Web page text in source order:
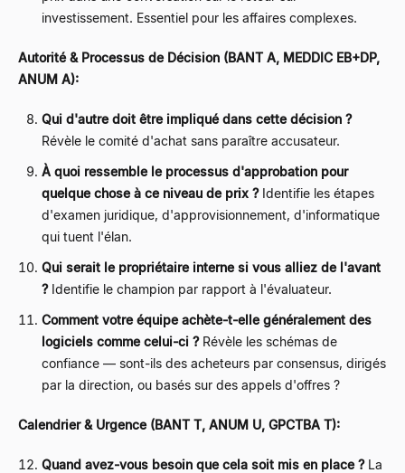
investissement. Essentiel pour les affaires complexes.
Autorité & Processus de Décision (BANT A, MEDDIC EB+DP,
ANUM A):
Qui d'autre doit être impliqué dans cette décision ?
Révèle le comité d'achat sans paraître accusateur.
À quoi ressemble le processus d'approbation pour
quelque chose à ce niveau de prix ?Identifie les étapes
d'examen juridique, d'approvisionnement, d'informatique
qui tuent l'élan.
Qui serait le propriétaire interne si vous alliez de l'avant
?Identifie le champion par rapport à l'évaluateur.
Comment votre équipe achète-t-elle généralement des
logiciels comme celui-ci ?Révèle les schémas de
confiance — sont-ils des acheteurs par consensus, dirigés
par la direction, ou basés sur des appels d'offres ?
Calendrier & Urgence (BANT T, ANUM U, GPCTBA T):
Quand avez-vous besoin que cela soit mis en place ?La